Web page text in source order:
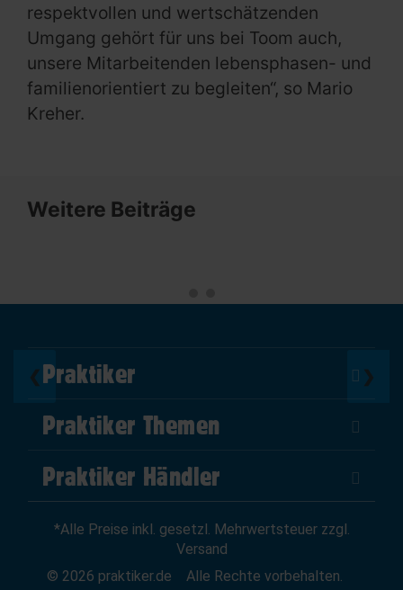
respektvollen und wertschätzenden
Umgang gehört für uns bei Toom auch,
unsere Mitarbeitenden lebensphasen- und
familienorientiert zu begleiten“, so Mario
Kreher.
Weitere Beiträge
❮ ❯
Praktiker
Über Uns
Impressum
AGB
Widerrufsrecht
Praktiker Themen
DIY Helden
Marktplatz
News
Praktiker Händler
Zum Händler-Login
Affiliate Partnerprogramm
*Alle Preise inkl. gesetzl. Mehrwertsteuer zzgl.
Versand
© 2026 praktiker.de
Alle Rechte vorbehalten.